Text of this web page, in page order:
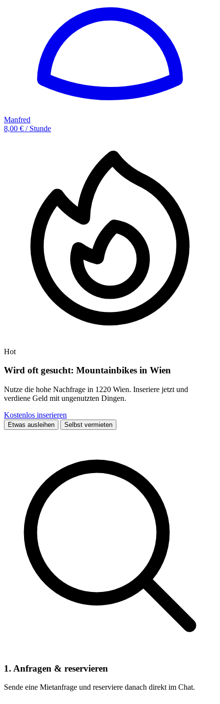
Manfred
8,00 € / Stunde
Hot
Wird oft gesucht: Mountainbikes in Wien
Nutze die hohe Nachfrage in 1220 Wien. Inseriere jetzt und
verdiene Geld mit ungenutzten Dingen.
Kostenlos inserieren
Etwas ausleihen Selbst vermieten
1. Anfragen & reservieren
Sende eine Mietanfrage und reserviere danach direkt im Chat.